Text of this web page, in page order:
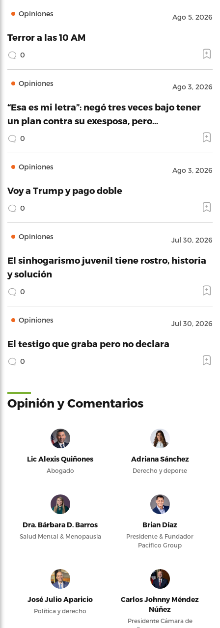
Opiniones Ago 5, 2026
Terror a las 10 AM
0
Opiniones Ago 3, 2026
“Esa es mi letra”: negó tres veces bajo tener
un plan contra su exesposa, pero…
0
Opiniones Ago 3, 2026
Voy a Trump y pago doble
0
Opiniones Jul 30, 2026
El sinhogarismo juvenil tiene rostro, historia
y solución
0
Opiniones Jul 30, 2026
El testigo que graba pero no declara
0
Opinión y Comentarios
Lic Alexis Quiñones
Abogado
Adriana Sánchez
Derecho y deporte
Dra. Bárbara D. Barros
Salud Mental & Menopausia
Brian Díaz
Presidente & Fundador
Pacifico Group
José Julio Aparicio
Política y derecho
Carlos Johnny Méndez
Núñez
Presidente Cámara de